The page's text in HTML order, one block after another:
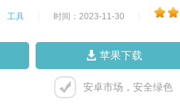
工具 时间：2023-11-30
苹果下载
安卓市场，安全绿色